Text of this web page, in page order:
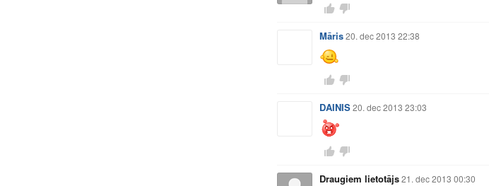
Māris20. dec 2013 22:38
DAINIS20. dec 2013 23:03
Draugiem lietotājs21. dec 2013 00:30